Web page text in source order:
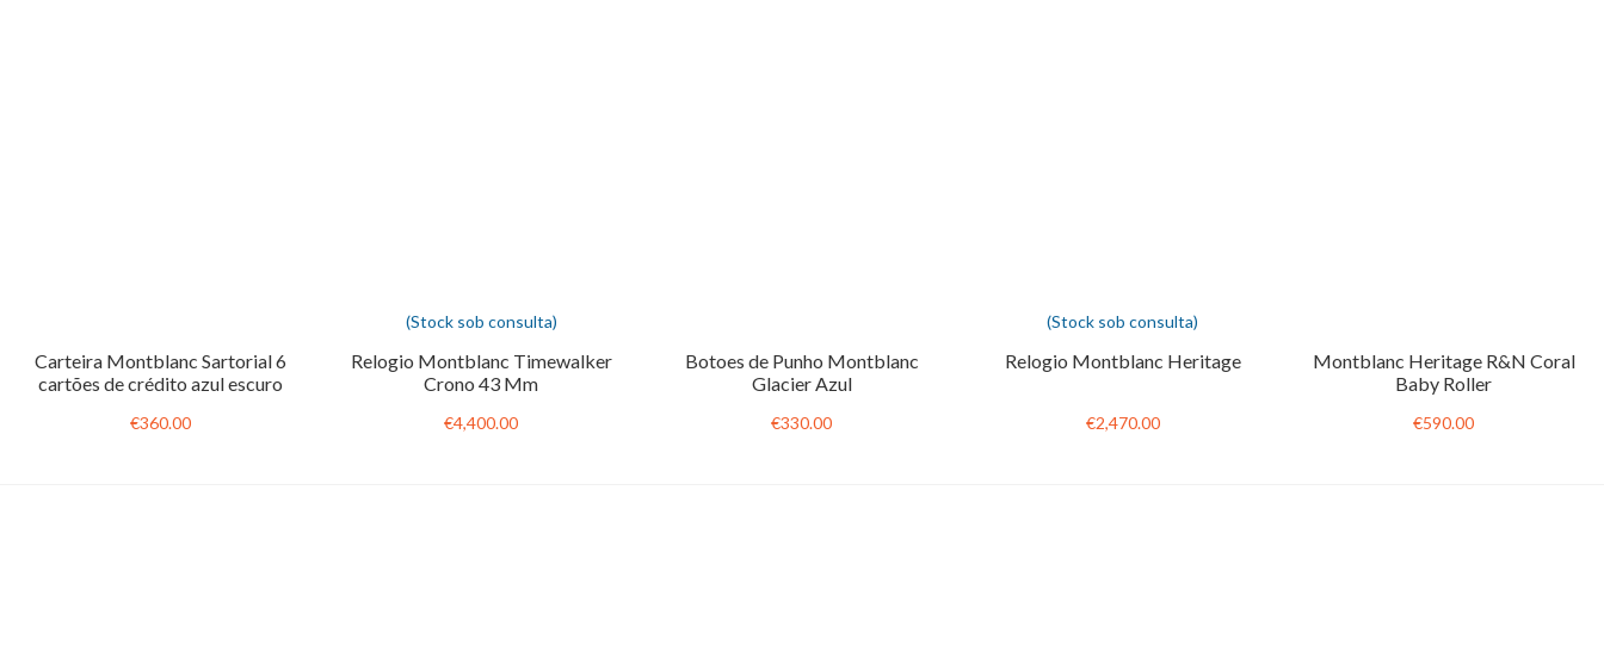
Carteira Montblanc Sartorial 6
cartões de crédito azul escuro
€360.00
(Stock sob consulta)
Relogio Montblanc Timewalker
Crono 43 Mm
€4,400.00
Botoes de Punho Montblanc
Glacier Azul
€330.00
(Stock sob consulta)
Relogio Montblanc Heritage
€2,470.00
Montblanc Heritage R&N Coral
Baby Roller
€590.00